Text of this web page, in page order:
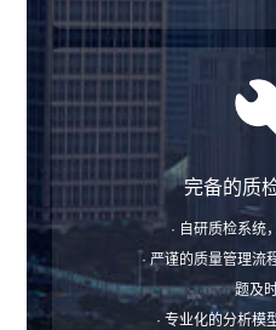
完备的质
· 自研质检系统
· 严谨的质量管理流
题及
· 专业化的分析模